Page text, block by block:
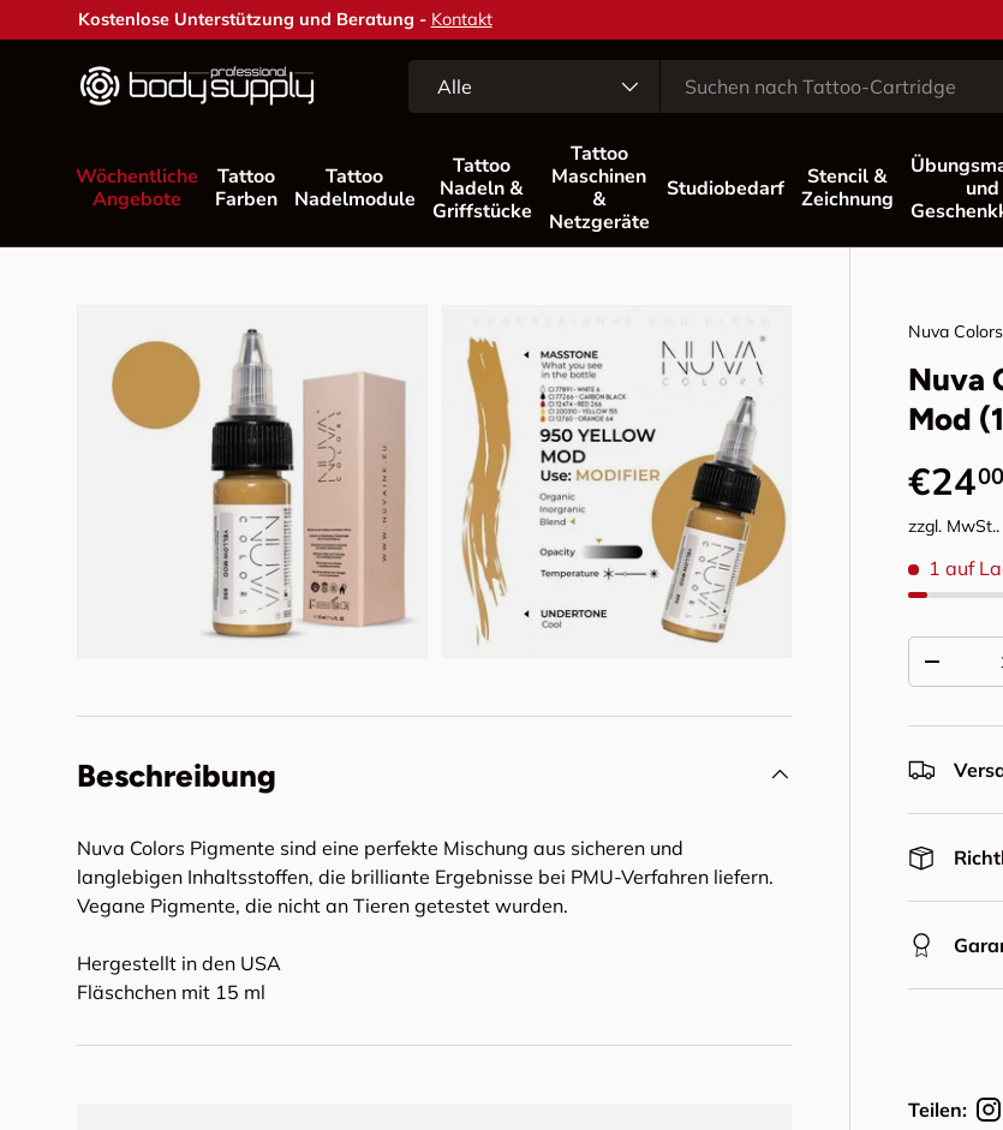
Direkt zum Inhalt
Kostenlose Unterstützung und Beratung - Kontakt
Alle
Wöchentliche
Angebote
Tattoo
Farben
Tattoo
Nadelmodule
Tattoo
Nadeln &
Griffstücke
Tattoo
Maschinen
&
Netzgeräte
Studiobedarf
Stencil &
Zeichnung
und
Zu Produktinformationen springen
Nuva Colors
Nuva
Mod
€2400
zzgl.
1 auf
Menge
Teilen:
Beschreibung
Nuva Colors Pigmente sind eine perfekte Mischung aus sicheren und
langlebigen Inhaltsstoffen, die brilliante Ergebnisse bei PMU-Verfahren liefern.
Vegane Pigmente, die nicht an Tieren getestet wurden.
Hergestellt in den USA
Fläschchen mit 15 ml